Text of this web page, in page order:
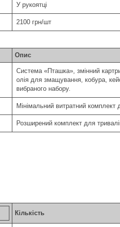
У рукоятці
2100 грн/шт
Опис
Система «Пташка», змінний
олія для змащування, кобура,
вибраного набору.
Мінімальний витратний
Розширений комплект для
Кількість